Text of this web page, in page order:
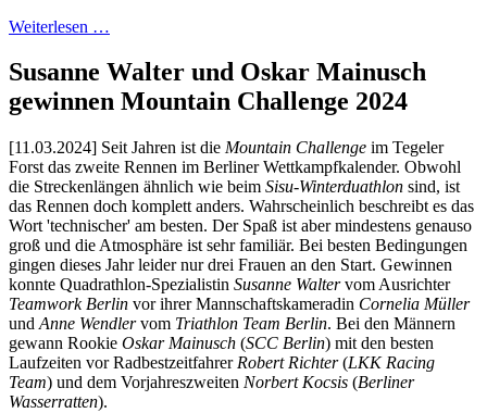
Weiterlesen …
Susanne Walter und Oskar Mainusch
gewinnen Mountain Challenge 2024
[11.03.2024] Seit Jahren ist die Mountain Challenge im Tegeler
Forst das zweite Rennen im Berliner Wettkampfkalender. Obwohl
die Streckenlängen ähnlich wie beim Sisu-Winterduathlon sind, ist
das Rennen doch komplett anders. Wahrscheinlich beschreibt es das
Wort 'technischer' am besten. Der Spaß ist aber mindestens genauso
groß und die Atmosphäre ist sehr familiär. Bei besten Bedingungen
gingen dieses Jahr leider nur drei Frauen an den Start. Gewinnen
konnte Quadrathlon-Spezialistin Susanne Waltervom Ausrichter
Teamwork Berlin vor ihrer Mannschaftskameradin Cornelia Müller
und Anne Wendlervom Triathlon Team Berlin. Bei den Männern
gewann Rookie Oskar Mainusch (SCC Berlin) mit den besten
Laufzeiten vor Radbestzeitfahrer Robert Richter(LKK Racing
Team) und dem Vorjahreszweiten Norbert Kocsis (Berliner
Wasserratten).